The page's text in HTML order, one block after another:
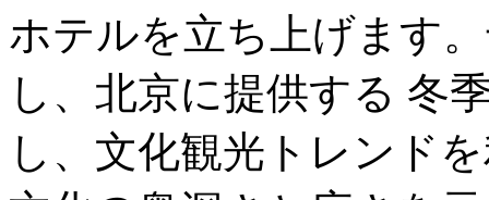
ホテルを立ち上げます
し、北京に提供する 冬
し、文化観光トレンド